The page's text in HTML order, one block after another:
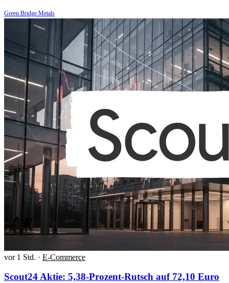
Green Bridge Metals
vor 1 Std. · E-Commerce
Scout24 Aktie: 5,38-Prozent-Rutsch auf 72,10 Euro